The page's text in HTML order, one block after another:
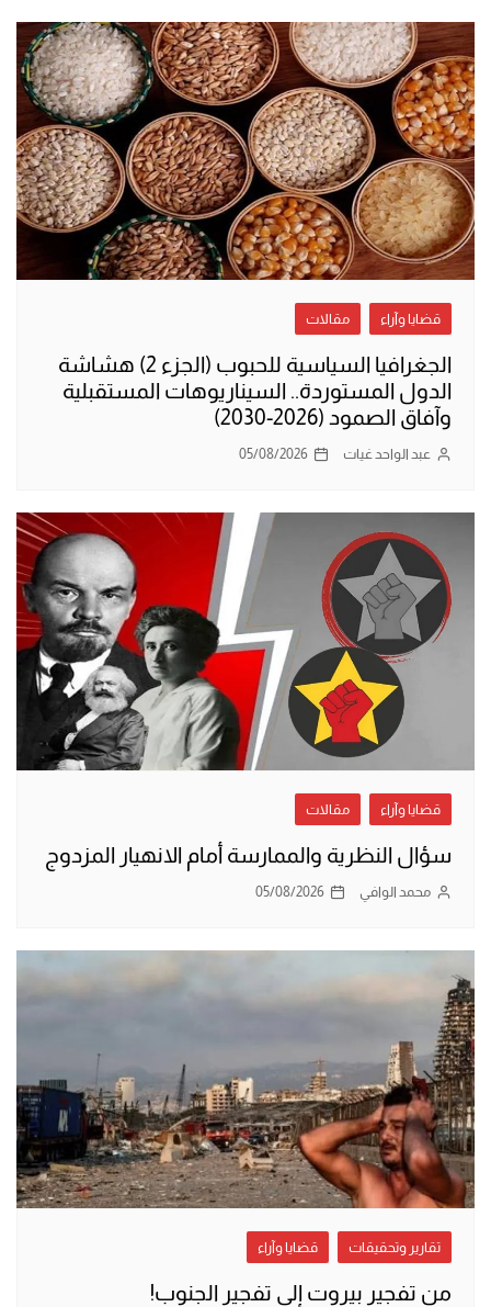
قضايا وآراء مقالات
الجغرافيا السياسية للحبوب (الجزء 2) هشاشة
الدول المستوردة.. السيناريوهات المستقبلية
وآفاق الصمود (2026-2030)
عبد الواحد غيات 05/08/2026
قضايا وآراء مقالات
سؤال النظرية والممارسة أمام الانهيار المزدوج
محمد الوافي 05/08/2026
تقارير وتحقيقات قضايا وآراء
من تفجير بيروت إلى تفجير الجنوب!